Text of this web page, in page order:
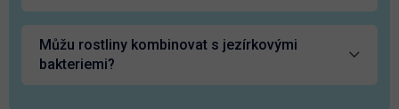
Můžu rostliny kombinovat s jezírkovými
bakteriemi?